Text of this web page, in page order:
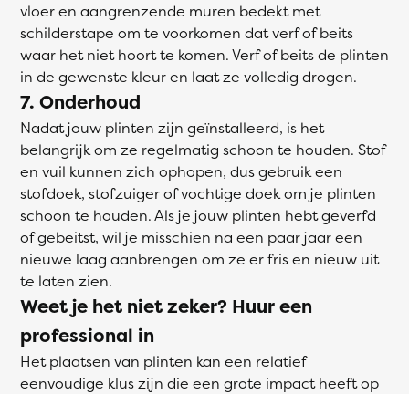
vloer en aangrenzende muren bedekt met
schilderstape om te voorkomen dat verf of beits
waar het niet hoort te komen. Verf of beits de plinten
in de gewenste kleur en laat ze volledig drogen.
7. Onderhoud
Nadat jouw plinten zijn geïnstalleerd, is het
belangrijk om ze regelmatig schoon te houden. Stof
en vuil kunnen zich ophopen, dus gebruik een
stofdoek, stofzuiger of vochtige doek om je plinten
schoon te houden. Als je jouw plinten hebt geverfd
of gebeitst, wil je misschien na een paar jaar een
nieuwe laag aanbrengen om ze er fris en nieuw uit
te laten zien.
Weet je het niet zeker? Huur een
professional in
Het plaatsen van plinten kan een relatief
eenvoudige klus zijn die een grote impact heeft op